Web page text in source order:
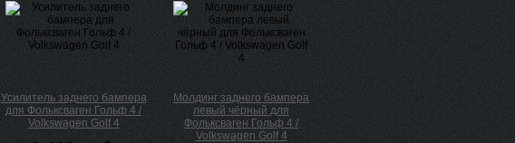
Усилитель заднего бампера
для Фольксваген Гольф 4 /
Volkswagen Golf 4
Молдинг заднего бампера
левый чёрный для
Фольксваген Гольф 4 /
Volkswagen Golf 4